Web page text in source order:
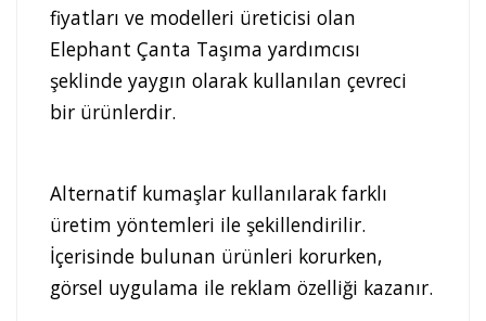
fiyatları ve modelleri üreticisi olan
Elephant Çanta Taşıma yardımcısı
şeklinde yaygın olarak kullanılan çevreci
bir ürünlerdir.
Alternatif kumaşlar kullanılarak farklı
üretim yöntemleri ile şekillendirilir.
İçerisinde bulunan ürünleri korurken,
görsel uygulama ile reklam özelliği kazanır.